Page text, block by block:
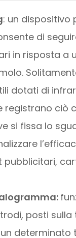
: un dispositivo
di
in risposta a
dotati di
registrano ciò
si fissa lo
pubblicitari,
posti sulla
determinato